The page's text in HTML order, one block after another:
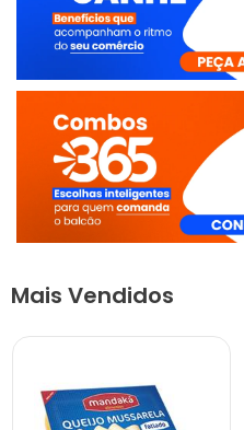
Mais Vendidos